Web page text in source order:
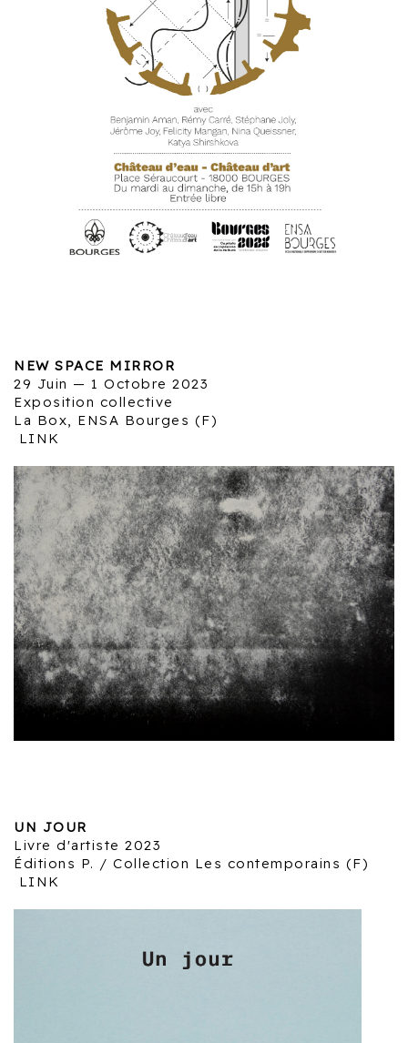
NEW SPACE MIRROR
29 Juin — 1 Octobre 2023
Exposition collective
La Box, ENSA Bourges (F)
LINK
UN JOUR
Livre d'artiste 2023
Éditions P. / Collection Les contemporains (F)
LINK